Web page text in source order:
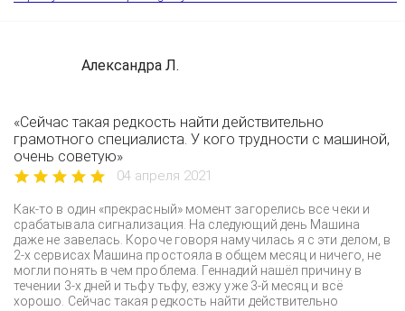
Александра Л.
«Сейчас такая редкость найти действительно
грамотного специалиста. У кого трудности с машиной,
очень советую»
04 апреля 2021
Как-то в один «прекрасный» момент загорелись все чеки и
срабатывала сигнализация. На следующий день Машина
даже не завелась. Короче говоря намучилась я с эти делом, в
2-х сервисах Машина простояла в общем месяц и ничего, не
могли понять в чем проблема. Геннадий нашёл причину в
течении 3-х дней и тьфу тьфу, езжу уже 3-й месяц и всё
хорошо. Сейчас такая редкость найти действительно